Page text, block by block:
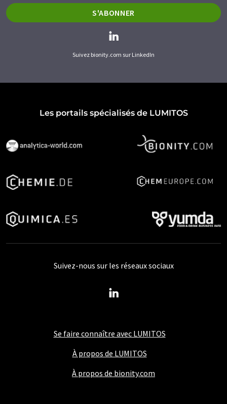
S'ABONNER
Suivez bionity.com sur LinkedIn
Les portails spécialisés de LUMITOS
Se faire connaître avec LUMITOS
À propos de LUMITOS
À propos de bionity.com
Suivez-nous sur les réseaux sociaux